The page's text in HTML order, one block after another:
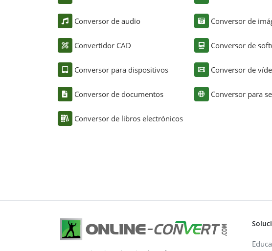
Conversor de audio
Convertidor CAD
Conversor para dispositivos
Conversor de documentos
Conversor de libros electrónicos
Conversor de
Conversor de
Conversor de
Conversor para